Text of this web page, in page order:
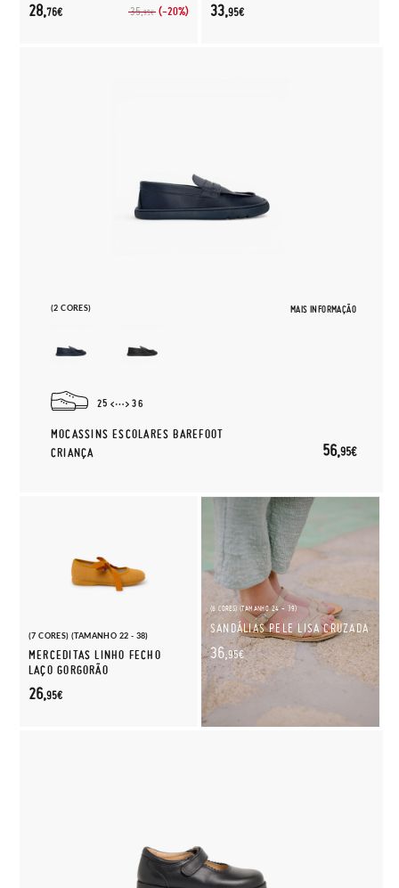
35,95€ (-20%)
28,76€ 33,95€
(2 CORES) MAIS INFORMAÇÃO
25 36
MOCASSINS ESCOLARES BAREFOOT
CRIANÇA
56,95€
(7 CORES) (TAMANHO 22 - 38)
MERCEDITAS LINHO FECHO
LAÇO GORGORÃO
26,95€
(6 CORES) (TAMANHO 24 - 39)
SANDÁLIAS PELE LISA CRUZADA
36,95€